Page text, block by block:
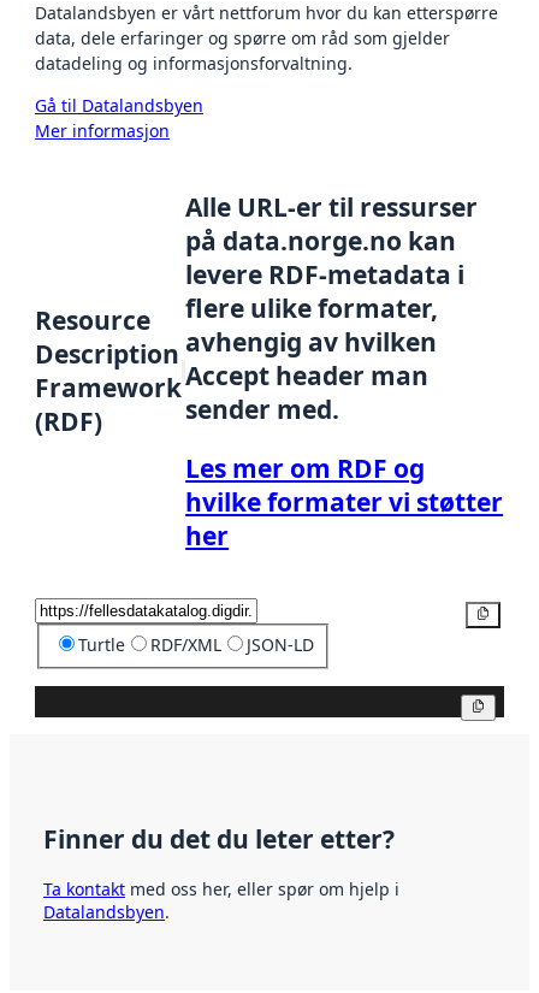
Datalandsbyen er vårt nettforum hvor du kan etterspørre
data, dele erfaringer og spørre om råd som gjelder
datadeling og informasjonsforvaltning.
Gå til Datalandsbyen
Mer informasjon
Resource
Description
Framework
(RDF)
Alle URL-er til ressurser
på data.norge.no kan
levere RDF-metadata i
flere ulike formater,
avhengig av hvilken
Accept header man
sender med.
Les mer om RDF og
hvilke formater vi støtter
her
Turtle RDF/XML JSON-LD
Finner du det du leter etter?
Ta kontakt med oss her, eller spør om hjelp i
Datalandsbyen.